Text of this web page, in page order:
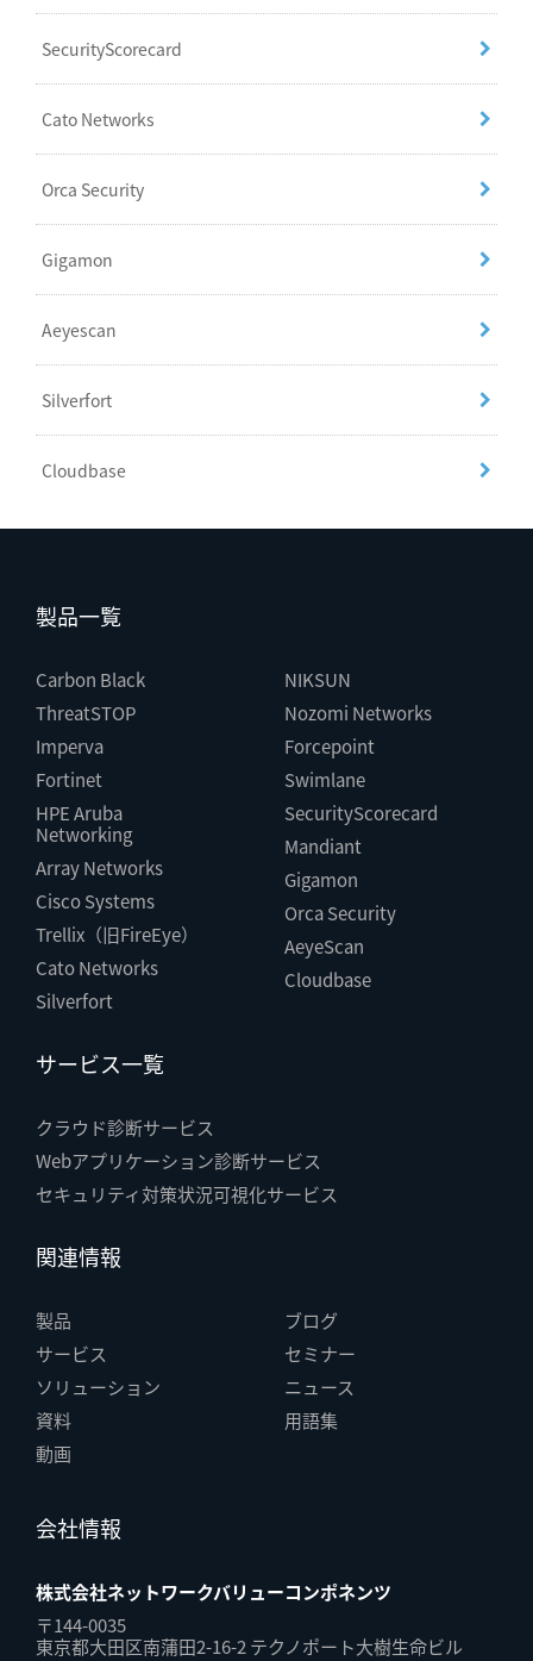
SecurityScorecard
Cato Networks
Orca Security
Gigamon
Aeyescan
Silverfort
Cloudbase
製品一覧
Carbon Black
ThreatSTOP
Imperva
Fortinet
HPE Aruba
Networking
Array Networks
Cisco Systems
Trellix（旧FireEye）
Cato Networks
Silverfort
NIKSUN
Nozomi Networks
Forcepoint
Swimlane
SecurityScorecard
Mandiant
Gigamon
Orca Security
AeyeScan
Cloudbase
サービス一覧
クラウド診断サービス
Webアプリケーション診断サービス
セキュリティ対策状況可視化サービス
関連情報
製品
サービス
ソリューション
資料
動画
ブログ
セミナー
ニュース
用語集
会社情報
株式会社ネットワークバリューコンポネンツ
〒144-0035
東京都大田区南蒲田2-16-2 テクノポート大樹生命ビル